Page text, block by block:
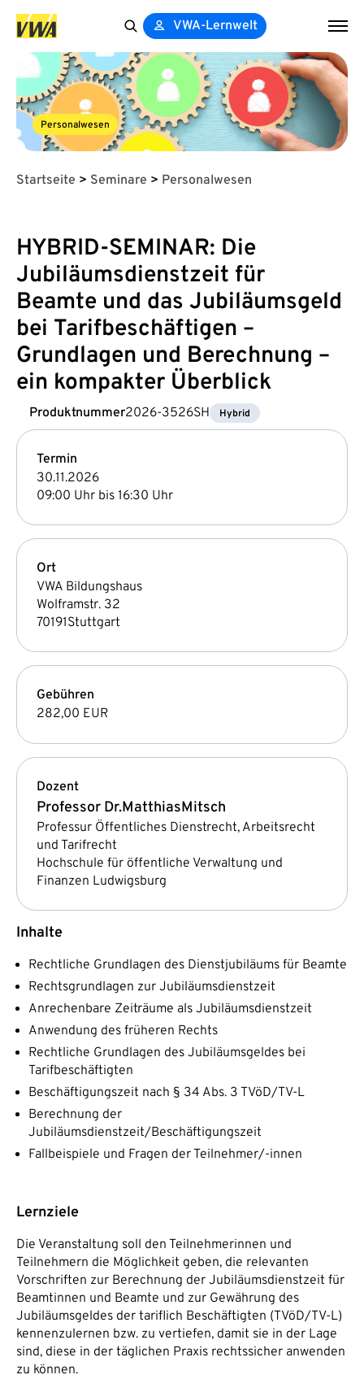
for:
VWA-Lernwelt
Personalwesen
Startseite > Seminare > Personalwesen
HYBRID-SEMINAR: Die
Jubiläumsdienstzeit für
Beamte und das Jubiläumsgeld
bei Tarifbeschäftigen –
Grundlagen und Berechnung –
ein kompakter Überblick
Produktnummer2026-3526SH Hybrid
Termin
30.11.2026
09:00 Uhr bis 16:30 Uhr
Ort
VWA Bildungshaus
Wolframstr. 32
70191Stuttgart
Gebühren
282,00 EUR
Dozent
Professor Dr.MatthiasMitsch
Professur Öffentliches Dienstrecht, Arbeitsrecht
und Tarifrecht
Hochschule für öffentliche Verwaltung und
Finanzen Ludwigsburg
Inhalte
Rechtliche Grundlagen des Dienstjubiläums für Beamte
Rechtsgrundlagen zur Jubiläumsdienstzeit
Anrechenbare Zeiträume als Jubiläumsdienstzeit
Anwendung des früheren Rechts
Rechtliche Grundlagen des Jubiläumsgeldes bei
Tarifbeschäftigten
Beschäftigungszeit nach § 34 Abs. 3 TVöD/TV-L
Berechnung der
Jubiläumsdienstzeit/Beschäftigungszeit
Fallbeispiele und Fragen der Teilnehmer/-innen
Lernziele
Die Veranstaltung soll den Teilnehmerinnen und
Teilnehmern die Möglichkeit geben, die relevanten
Vorschriften zur Berechnung der Jubiläumsdienstzeit für
Beamtinnen und Beamte und zur Gewährung des
Jubiläumsgeldes der tariflich Beschäftigten (TVöD/TV-L)
kennenzulernen bzw. zu vertiefen, damit sie in der Lage
sind, diese in der täglichen Praxis rechtssicher anwenden
zu können.